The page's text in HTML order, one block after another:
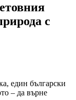
с
един български
– да върне